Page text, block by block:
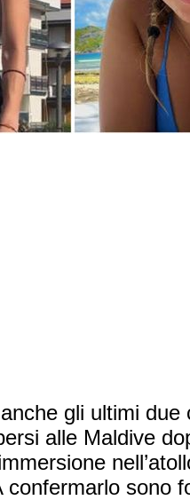
gli ultimi due
alle Maldive
confermarlo sono